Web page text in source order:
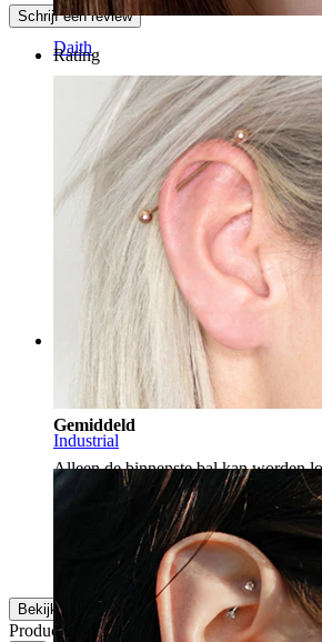
Daith
Industrial
Schrijf een review
Rating
Klein, maar eenvoudig
Toen ik de oorbel ontving, was ik
was klein en gemakkelijk
Dank je, ik zal zeker nog iets kopen.
Geverifieerde aankoop
Vertaald door AI Toon origineel
Rating
Gemiddeld
Alleen de binnenste bal kan worden
moeilijk, bijna onmogelijk, om het
Geverifieerde aankoop
Vertaald door AI Toon origineel
Bekijk meer
Productkwaliteit